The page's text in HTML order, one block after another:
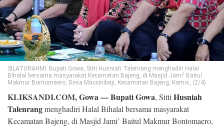
©
Copyright
2026
Klik
Sandi
-
All
right
reserved
SILATURAHMI. Bupati Gowa, Sitti Husniah Talenrang menghadiri Halal
Bihalal bersama masyarakat Kecamatan Bajeng, di Masjid Jami' Baitul
Makmur Bontomaero, Desa Maccinibaji, Kecamatan Bajeng, Kamis, (2/4)
KLIKSANDI.COM,Gowa—Bupati Gowa, Sitti Husniah
Talenrangmenghadiri Halal Bihalal bersama masyarakat
Kecamatan Bajeng, di Masjid Jami’ Baitul Makmur Bontomaero,